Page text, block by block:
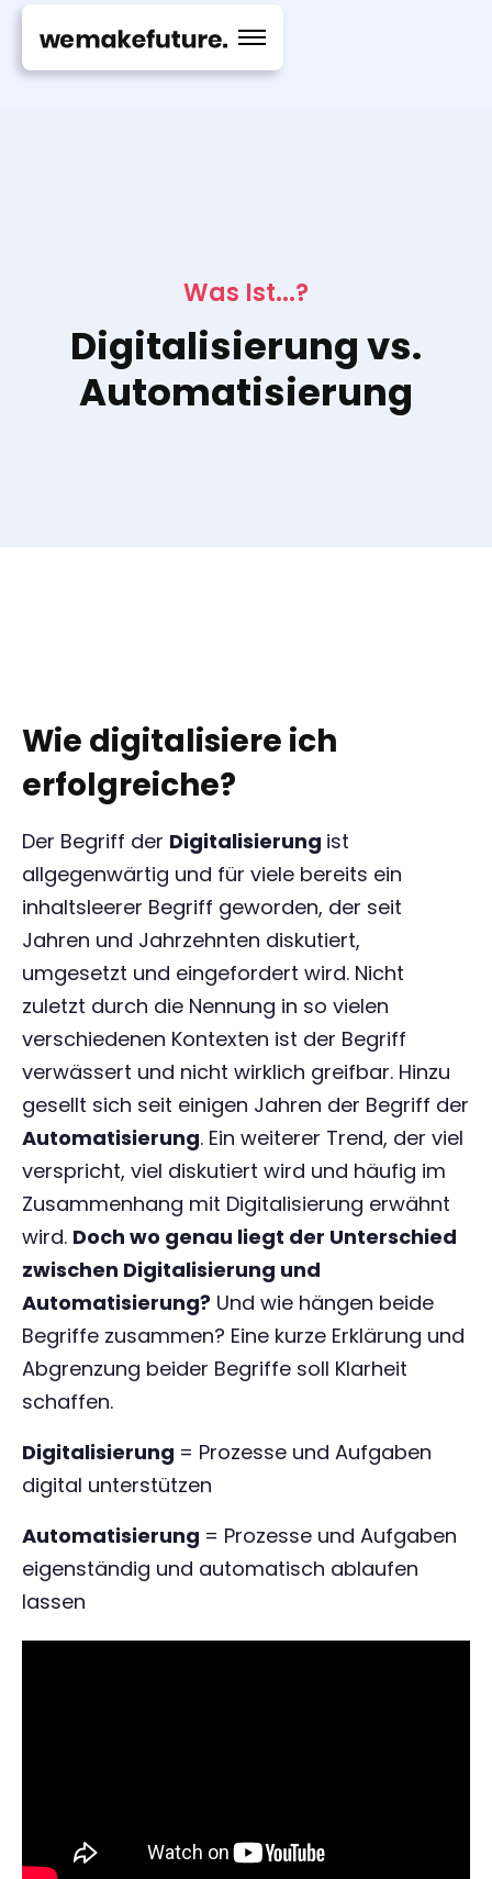
Was Ist...?
Digitalisierung vs.
Automatisierung
Wie digitalisiere ich
erfolgreiche?
Der Begriff der Digitalisierung ist
allgegenwärtig und für viele bereits ein
inhaltsleerer Begriff geworden, der seit
Jahren und Jahrzehnten diskutiert,
umgesetzt und eingefordert wird. Nicht
zuletzt durch die Nennung in so vielen
verschiedenen Kontexten ist der Begriff
verwässert und nicht wirklich greifbar. Hinzu
gesellt sich seit einigen Jahren der Begriff der
Automatisierung. Ein weiterer Trend, der viel
verspricht, viel diskutiert wird und häufig im
Zusammenhang mit Digitalisierung erwähnt
wird. Doch wo genau liegt der Unterschied
zwischen Digitalisierung und
Automatisierung? Und wie hängen beide
Begriffe zusammen? Eine kurze Erklärung und
Abgrenzung beider Begriffe soll Klarheit
schaffen.
Digitalisierung = Prozesse und Aufgaben
digital unterstützen
Automatisierung = Prozesse und Aufgaben
eigenständig und automatisch ablaufen
lassen